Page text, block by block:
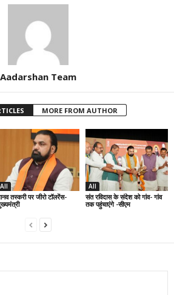
Aadarshan Team
MORE FROM AUTHOR
All
तस्करी पर जीरो टॉलरेंस-
All
संत रविदास के संदेश को गांव- गांव
तक पहुंचाएंगे -सीएम